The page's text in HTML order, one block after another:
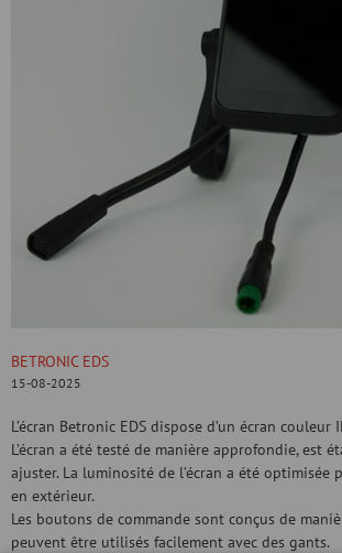
BETRONIC EDS
15-08-2025
L’écran Betronic EDS dispose d’un écran couleur
L’écran a été testé de manière approfondie, est
ajuster. La luminosité de l’écran a été
en extérieur.
Les boutons de commande sont conçus de
peuvent être utilisés facilement avec des gants.